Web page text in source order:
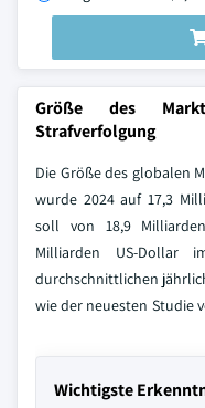
Größe des
Strafverfolgung
Die Größe des globalen
wurde 2024 auf 17,3
soll von 18,9
Milliarden US-Dollar
durchschnittlichen
wie der neuesten Studie
Wichtigste